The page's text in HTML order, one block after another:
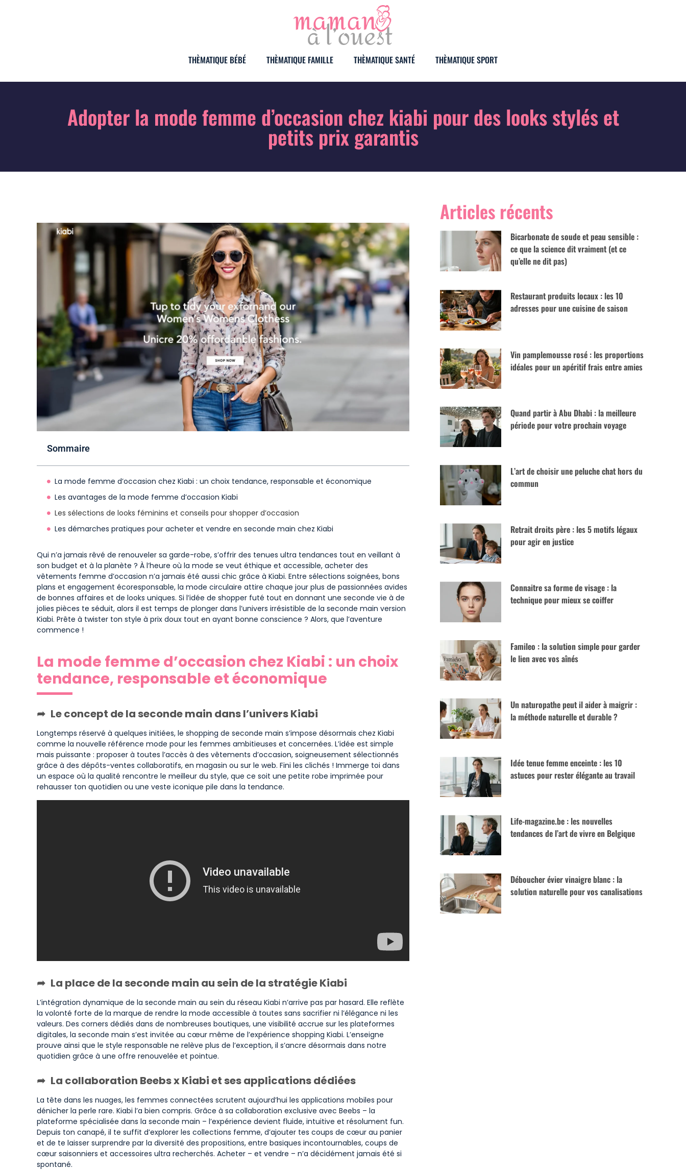
THÈMATIQUE BÉBÉ THÈMATIQUE FAMILLE THÈMATIQUE SANTÉ THÈMATIQUE SPORT
Adopter la mode femme d’occasion chez kiabi pour des looks stylés et
petits prix garantis
Sommaire
La mode femme d’occasion chez Kiabi : un choix tendance, responsable et économique
Les avantages de la mode femme d’occasion Kiabi
Les sélections de looks féminins et conseils pour shopper d’occasion
Les démarches pratiques pour acheter et vendre en seconde main chez Kiabi
Qui n’a jamais rêvé de renouveler sa garde-robe, s’offrir des tenues ultra tendances tout en veillant à
son budget et à la planète ? À l’heure où la mode se veut éthique et accessible, acheter des
vêtements femme d’occasion n’a jamais été aussi chic grâce à Kiabi. Entre sélections soignées, bons
plans et engagement écoresponsable, la mode circulaire attire chaque jour plus de passionnées avides
de bonnes affaires et de looks uniques. Si l’idée de shopper futé tout en donnant une seconde vie à de
jolies pièces te séduit, alors il est temps de plonger dans l’univers irrésistible de la seconde main version
Kiabi. Prête à twister ton style à prix doux tout en ayant bonne conscience ? Alors, que l’aventure
commence !
La mode femme d’occasion chez Kiabi : un choix
tendance, responsable et économique
Le concept de la seconde main dans l’univers Kiabi
Longtemps réservé à quelques initiées, le shopping de seconde main s’impose désormais chez Kiabi
comme la nouvelle référence mode pour les femmes ambitieuses et concernées. L’idée est simple
mais puissante : proposer à toutes l’accès à des vêtements d’occasion, soigneusement sélectionnés
grâce à des dépôts-ventes collaboratifs, en magasin ou sur le web. Fini les clichés ! Immerge toi dans
un espace où la qualité rencontre le meilleur du style, que ce soit une petite robe imprimée pour
rehausser ton quotidien ou une veste iconique pile dans la tendance.
La place de la seconde main au sein de la stratégie Kiabi
L’intégration dynamique de la seconde main au sein du réseau Kiabi n’arrive pas par hasard. Elle reflète
la volonté forte de la marque de rendre la mode accessible à toutes sans sacrifier ni l’élégance ni les
valeurs. Des corners dédiés dans de nombreuses boutiques, une visibilité accrue sur les plateformes
digitales, la seconde main s’est invitée au cœur même de l’expérience shopping Kiabi. L’enseigne
prouve ainsi que le style responsable ne relève plus de l’exception, il s’ancre désormais dans notre
quotidien grâce à une offre renouvelée et pointue.
La collaboration Beebs x Kiabi et ses applications dédiées
La tête dans les nuages, les femmes connectées scrutent aujourd’hui les applications mobiles pour
dénicher la perle rare. Kiabi l’a bien compris. Grâce à sa collaboration exclusive avec Beebs – la
plateforme spécialisée dans la seconde main – l’expérience devient fluide, intuitive et résolument fun.
Depuis ton canapé, il te suffit d’explorer les collections femme, d’ajouter tes coups de cœur au panier
et de te laisser surprendre par la diversité des propositions, entre basiques incontournables, coups de
cœur saisonniers et accessoires ultra recherchés. Acheter – et vendre – n’a décidément jamais été si
spontané.
Articles récents
Bicarbonate de soude et peau sensible :
ce que la science dit vraiment (et ce
qu’elle ne dit pas)
Restaurant produits locaux : les 10
adresses pour une cuisine de saison
Vin pamplemousse rosé : les proportions
idéales pour un apéritif frais entre amies
Quand partir à Abu Dhabi : la meilleure
période pour votre prochain voyage
L’art de choisir une peluche chat hors du
commun
Retrait droits père : les 5 motifs légaux
pour agir en justice
Connaitre sa forme de visage : la
technique pour mieux se coiffer
Famileo : la solution simple pour garder
le lien avec vos aînés
Un naturopathe peut il aider à maigrir :
la méthode naturelle et durable ?
Idée tenue femme enceinte : les 10
astuces pour rester élégante au travail
Life-magazine.be : les nouvelles
tendances de l’art de vivre en Belgique
Déboucher évier vinaigre blanc : la
solution naturelle pour vos canalisations